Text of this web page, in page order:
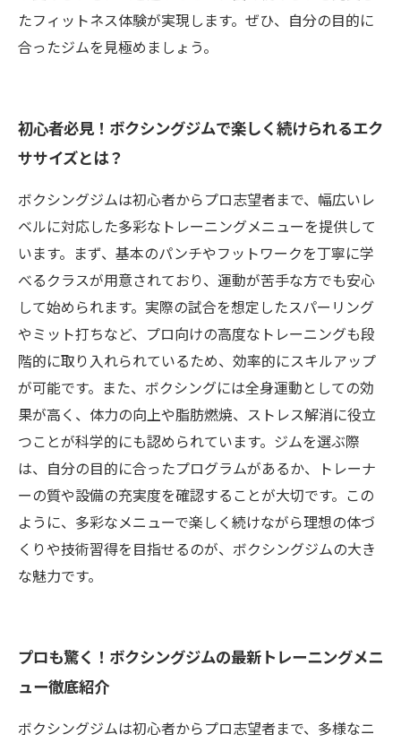
たフィットネス体験が実現します。ぜひ、自分の目的に
合ったジムを見極めましょう。
初心者必見！ボクシングジムで楽しく続けられるエク
ササイズとは？
ボクシングジムは初心者からプロ志望者まで、幅広いレ
ベルに対応した多彩なトレーニングメニューを提供して
います。まず、基本のパンチやフットワークを丁寧に学
べるクラスが用意されており、運動が苦手な方でも安心
して始められます。実際の試合を想定したスパーリング
やミット打ちなど、プロ向けの高度なトレーニングも段
階的に取り入れられているため、効率的にスキルアップ
が可能です。また、ボクシングには全身運動としての効
果が高く、体力の向上や脂肪燃焼、ストレス解消に役立
つことが科学的にも認められています。ジムを選ぶ際
は、自分の目的に合ったプログラムがあるか、トレーナ
ーの質や設備の充実度を確認することが大切です。この
ように、多彩なメニューで楽しく続けながら理想の体づ
くりや技術習得を目指せるのが、ボクシングジムの大き
な魅力です。
プロも驚く！ボクシングジムの最新トレーニングメニ
ュー徹底紹介
ボクシングジムは初心者からプロ志望者まで、多様なニ